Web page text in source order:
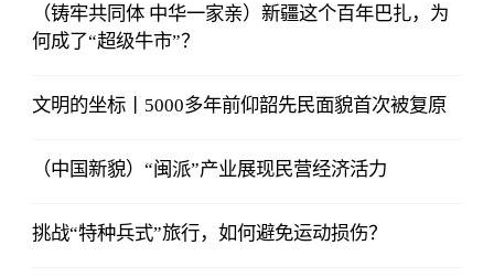
（铸牢共同体 中华一家亲）新疆这个百年巴扎，为
何成了“超级牛市”？
文明的坐标丨5000多年前仰韶先民面貌首次被复原
（中国新貌）“闽派”产业展现民营经济活力
挑战“特种兵式”旅行，如何避免运动损伤？